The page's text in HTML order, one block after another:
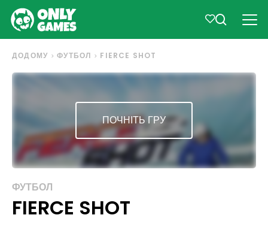
ДОДОМУ ФУТБОЛ FIERCE SHOT
ПОЧНІТЬ ГРУ
ФУТБОЛ
FIERCE SHOT